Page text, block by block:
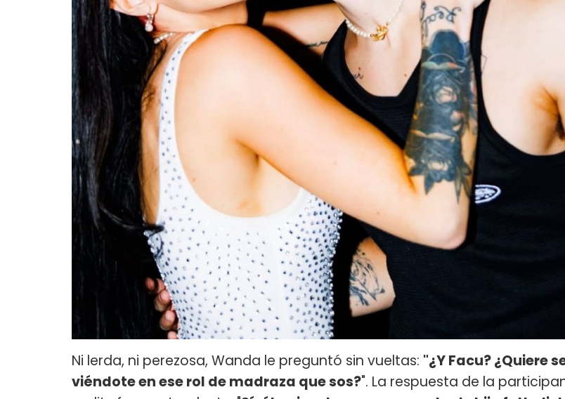
Ni lerda, ni perezosa, Wanda le preguntó sin vueltas: "¿Y Facu? ¿Quiere
viéndote en ese rol de madraza que sos?". La respuesta de la